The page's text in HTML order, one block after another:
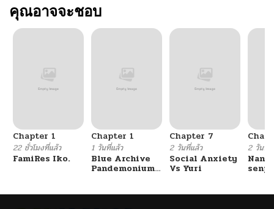
คุณอาจจะชอบ
Chapter 1
22 ชั่วโมงที่แล้ว
FamiRes Iko.
Chapter 1
1 วันที่แล้ว
Blue Archive
Pandemonium
Chapter 7
2 วันที่แล้ว
Social Anxiety
Vs Yuri
2 วันที่แ